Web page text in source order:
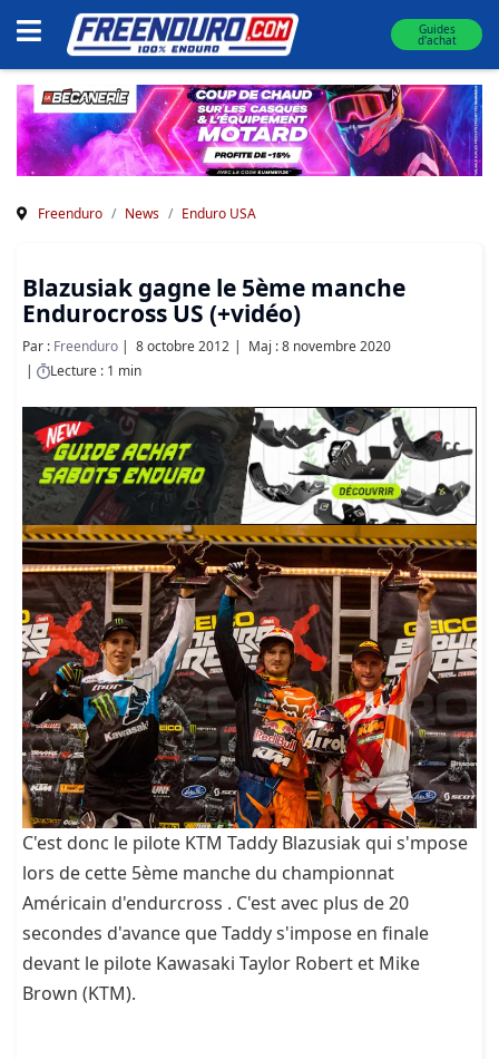
Guides
d'achat
Freenduro News Enduro USA
Blazusiak gagne le 5ème manche
Endurocross US (+vidéo)
Par : Freenduro 8 octobre 2012
Maj : 8 novembre 2020
Lecture : 1 min
C'est donc le pilote KTM Taddy Blazusiak qui s'mpose
lors de cette 5ème manche du championnat
Américain d'endurcross . C'est avec plus de 20
secondes d'avance que Taddy s'impose en finale
devant le pilote Kawasaki Taylor Robert et Mike
Brown (KTM).